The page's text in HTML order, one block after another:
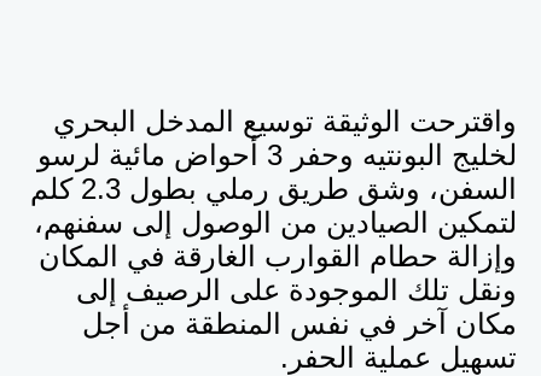
واقترحت الوثيقة توسيع المدخل البحري
لخليج البونتيه وحفر 3 أحواض مائية لرسو
السفن، وشق طريق رملي بطول 2.3 كلم
لتمكين الصيادين من الوصول إلى سفنهم،
وإزالة حطام القوارب الغارقة في المكان
ونقل تلك الموجودة على الرصيف إلى
مكان آخر في نفس المنطقة من أجل
تسهيل عملية الحفر.